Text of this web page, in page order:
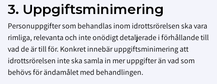
3. Uppgiftsminimering
Personuppgifter som behandlas inom idrottsrörelsen ska vara
rimliga, relevanta och inte onödigt detaljerade i förhållande till
vad de är till för. Konkret innebär uppgiftsminimering att
idrottsrörelsen inte ska samla in mer uppgifter än vad som
behövs för ändamålet med behandlingen.